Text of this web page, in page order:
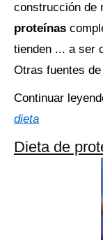
construcción de
proteínas
tienden ... a ser
Otras fuentes de
Continuar
dieta
Dieta de